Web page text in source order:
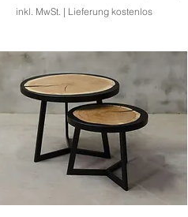
inkl. MwSt. | Lieferung kostenlos